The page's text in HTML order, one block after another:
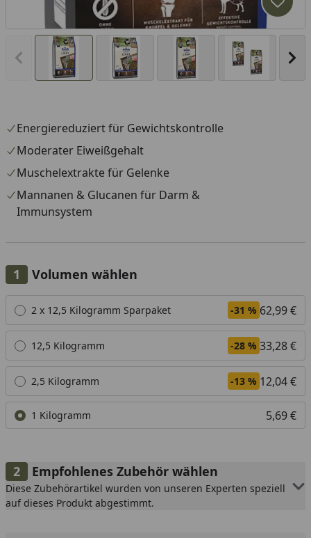
Vorheriges Bild anzeigen
Energiereduziert für Gewichtskontrolle
Moderater Eiweißgehalt
Muschelextrakte für Gelenke
Mannanen & Glucanen für Darm &
Immunsystem
Volumen wählen
Alle anzeigen (4)
2 x 12,5 Kilogramm Sparpaket -31 % 62,99 €
12,5 Kilogramm -28 % 33,28 €
2,5 Kilogramm -13 % 12,04 €
1 Kilogramm 5,69 €
Empfohlenes Zubehör wählen
Diese Zubehörartikel wurden von unseren Experten speziell
auf dieses Produkt abgestimmt.